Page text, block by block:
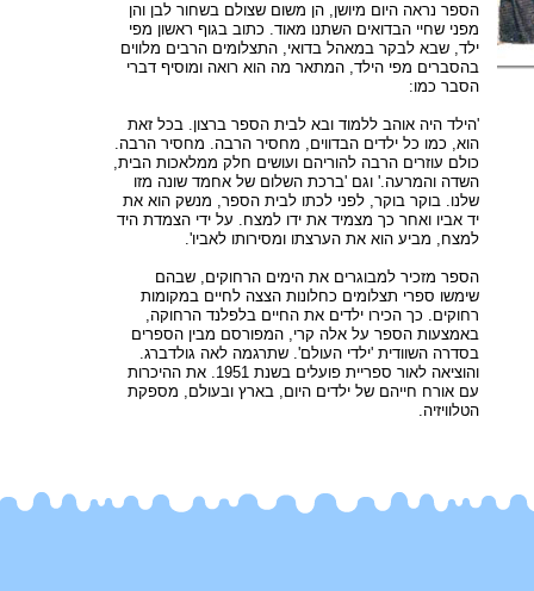
הספר נראה היום מיושן, הן משום שצולם בשחור לבן והן
מפני שחיי הבדואים השתנו מאוד. כתוב בגוף ראשון מפי
ילד, שבא לבקר במאהל בדואי, התצלומים הרבים מלווים
בהסברים מפי הילד, המתאר מה הוא רואה ומוסיף דברי
הסבר כמו:
'הילד היה אוהב ללמוד ובא לבית הספר ברצון. בכל זאת
הוא, כמו כל ילדים הבדווים, מחסיר הרבה. מחסיר הרבה.
כולם עוזרים הרבה להוריהם ועושים חלק ממלאכות הבית,
השדה והמרעה.' וגם 'ברכת השלום של אחמד שונה מזו
שלנו. בוקר בוקר, לפני לכתו לבית הספר, מנשק הוא את
יד אביו ואחר כך מצמיד את ידו למצח. על ידי הצמדת היד
למצח, מביע הוא את הערצתו ומסירותו לאביו'.
הספר מזכיר למבוגרים את הימים הרחוקים, שבהם
שימשו ספרי תצלומים כחלונות הצצה לחיים במקומות
רחוקים. כך הכירו ילדים את החיים בלפלנד הרחוקה,
באמצעות הספר על אלה קרי, המפורסם מבין הספרים
בסדרה השוודית 'ילדי העולם'. שתרגמה לאה גולדברג.
והוציאה לאור ספריית פועלים בשנת 1951. את ההיכרות
עם אורח חייהם של ילדים היום, בארץ ובעולם, מספקת
הטלוויזיה.